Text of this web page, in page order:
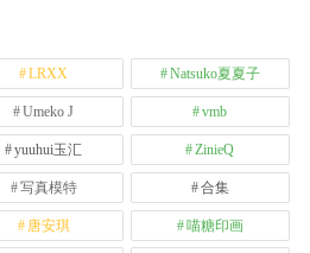
LRXX Natsuko夏夏子
Umeko J vmb
yuuhui玉汇 ZinieQ
写真模特 合集
唐安琪 喵糖印画